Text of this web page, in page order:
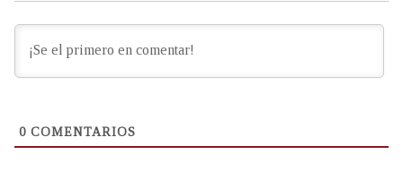
0 COMENTARIOS